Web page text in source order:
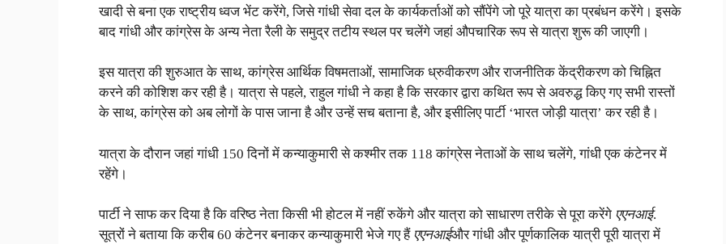
खादी से बना एक राष्ट्रीय ध्वज भेंट करेंगे, जिसे गांधी सेवा दल के कार्यकर्ताओं को सौंपेंगे जो पूरे यात्रा का प्रबंधन करेंगे। इसके
बाद गांधी और कांग्रेस के अन्य नेता रैली के समुद्र तटीय स्थल पर चलेंगे जहां औपचारिक रूप से यात्रा शुरू की जाएगी।
इस यात्रा की शुरुआत के साथ, कांग्रेस आर्थिक विषमताओं, सामाजिक ध्रुवीकरण और राजनीतिक केंद्रीकरण को चिह्नित
करने की कोशिश कर रही है। यात्रा से पहले, राहुल गांधी ने कहा है कि सरकार द्वारा कथित रूप से अवरुद्ध किए गए सभी रास्तों
के साथ, कांग्रेस को अब लोगों के पास जाना है और उन्हें सच बताना है, और इसीलिए पार्टी ‘भारत जोड़ी यात्रा’ कर रही है।
यात्रा के दौरान जहां गांधी 150 दिनों में कन्याकुमारी से कश्मीर तक 118 कांग्रेस नेताओं के साथ चलेंगे, गांधी एक कंटेनर में
रहेंगे।
पार्टी ने साफ कर दिया है कि वरिष्ठ नेता किसी भी होटल में नहीं रुकेंगे और यात्रा को साधारण तरीके से पूरा करेंगे एएनआई.
सूत्रों ने बताया कि करीब 60 कंटेनर बनाकर कन्याकुमारी भेजे गए हैं एएनआईऔर गांधी और पूर्णकालिक यात्री पूरी यात्रा में